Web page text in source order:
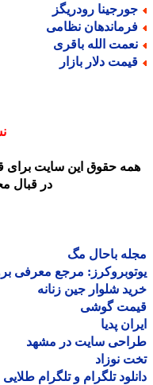
رودریگز
نظامی
الله باقری
دلار بازار
حقوق این سایت برای
در قبال
باحال مگ
مرجع معرفی
شلوار جین زنانه
گوشی
پدیا
سایت در مشهد
نوزاد
تلگرام و تلگرام طلایی